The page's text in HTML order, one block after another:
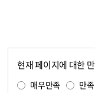
현재 페이지에 대한
매우만족 만족